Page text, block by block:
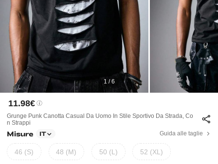
1 / 6
11.98€
Grunge Punk Canotta Casual Da Uomo In Stile Sportivo Da Strada, Co
N Strappi
Misure IT Guida alle taglie
46 (S) 48 (M) 50 (L) 52 (XL)